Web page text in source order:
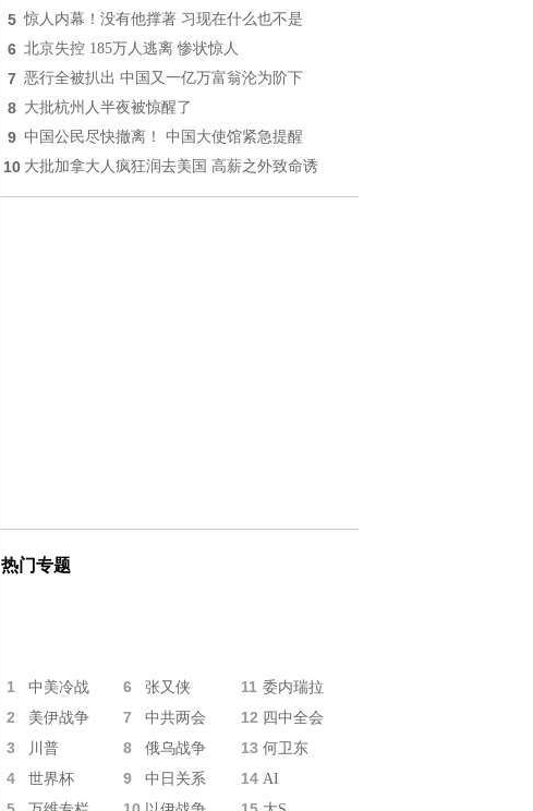
5 惊人内幕！没有他撑著 习现在什么也不是
6 北京失控 185万人逃离 惨状惊人
7 恶行全被扒出 中国又一亿万富翁沦为阶下
8 大批杭州人半夜被惊醒了
9 中国公民尽快撤离！ 中国大使馆紧急提醒
10 大批加拿大人疯狂润去美国 高薪之外致命诱
热门专题
1 中美冷战 6 张又侠 11 委内瑞拉
2 美伊战争 7 中共两会 12 四中全会
3 川普 8 俄乌战争 13 何卫东
4 世界杯 9 中日关系 14 AI